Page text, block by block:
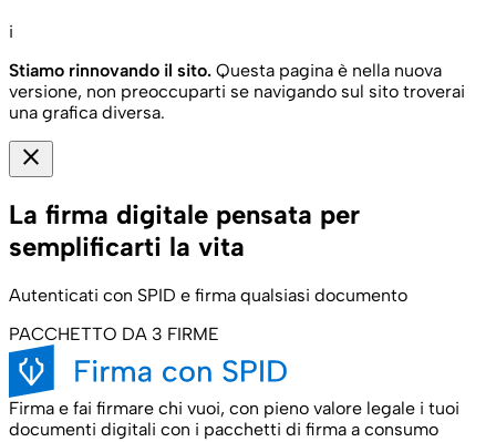
i
Stiamo rinnovando il sito. Questa pagina è nella nuova
versione, non preoccuparti se navigando sul sito troverai
una grafica diversa.
close
La firma digitale pensata per
semplificarti la vita
Autenticati con SPID e firma qualsiasi documento
PACCHETTO DA 3 FIRME
Firma e fai firmare chi vuoi, con pieno valore legale i tuoi
documenti digitali con i pacchetti di firma a consumo